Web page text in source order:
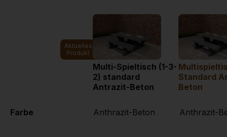
Aktuelles
Produkt
Multi-Spieltisch (1-3-
2) standard
Antrazit-Beton
Standard
Beton
Farbe Anthrazit-Beton Anthrazit-